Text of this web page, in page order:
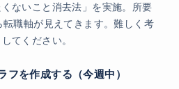
ないこと消去法」を実施。所要
職軸が見えてきます。難しく考
てください。
フを作成する（今週中）